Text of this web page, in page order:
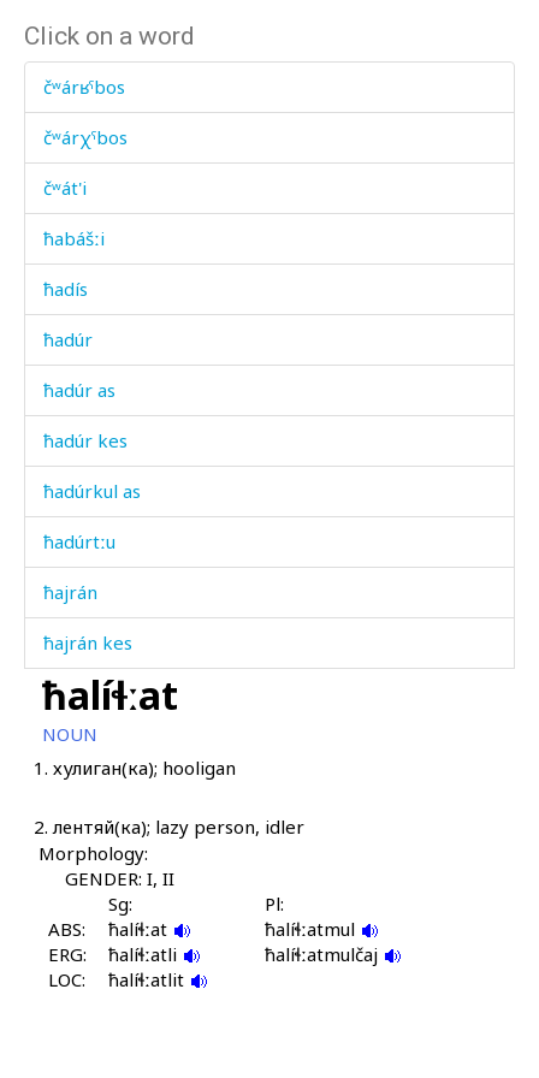
Click on a word
čʷárʁˤbos
čʷárχˤbos
čʷát'i
ħabášːi
ħadís
ħadúr
ħadúr as
ħadúr kes
ħadúrkul as
ħadúrtːu
ħajrán
ħajrán kes
ħajránnu
ħakím
ħalál
ħalál átis
ħalállut
ħalíɬːat
NOUN
1. хулиган(ка); hooligan
2. лентяй(ка); lazy person, idler
Morphology:
GENDER: I, II
Sg:
Pl:
ABS:
ħalíɬːat
ħalíɬːatmul
ERG:
ħalíɬːatli
ħalíɬːatmulčaj
LOC:
ħalíɬːatlit